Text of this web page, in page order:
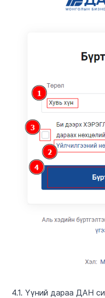
4.1. Үүний дараа ДАН